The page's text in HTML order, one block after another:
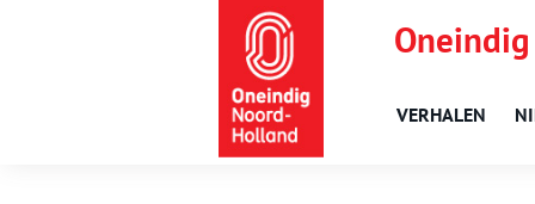
VERHALEN